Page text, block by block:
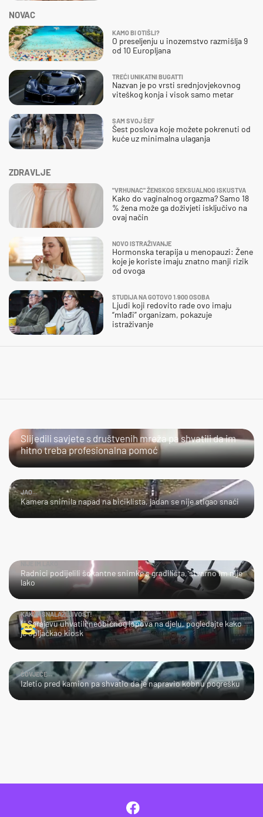
ZDRAVLJE
"VRHUNAC" ŽENSKOG SEKSUALNOG ISKUSTVA
Kako do vaginalnog orgazma? Samo 18
% žena može ga doživjeti isključivo na
ovaj način
NOVO ISTRAŽIVANJE
Hormonska terapija u menopauzi: Žene
koje je koriste imaju znatno manji rizik
od ovoga
STUDIJA NA GOTOVO 1.900 OSOBA
Ljudi koji redovito rade ovo imaju
“mlađi” organizam, pokazuje
istraživanje
NOVAC
KAMO BI OTIŠLI?
O preseljenju u inozemstvo razmišlja 9
od 10 Europljana
TREĆI UNIKATNI BUGATTI
Nazvan je po vrsti srednjovjekovnog
viteškog konja i visok samo metar
SAM SVOJ ŠEF
Šest poslova koje možete pokrenuti od
kuće uz minimalna ulaganja
Slijedili savjete s društvenih mreža pa shvatili da im
hitno treba profesionalna pomoć
JAO...
Kamera snimila napad na biciklista, jadan se nije stigao snaći
Radnici podijelili šokantne snimke s gradilišta, stvarno im nije
lako
KAKVA SNALAŽLJIVOST!
U Sarajevu uhvatili neobičnog lopova na djelu, pogledajte kako
je opljačkao kiosk
ČOVJEČE...
Izletio pred kamion pa shvatio da je napravio kobnu pogrešku